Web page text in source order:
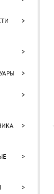
>
>
>
>
>
>
>